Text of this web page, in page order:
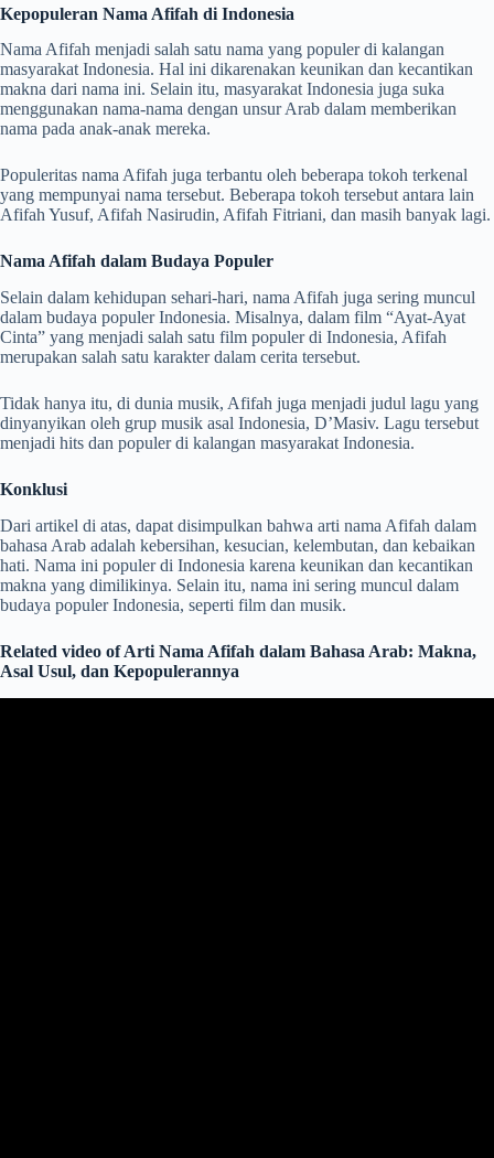
Kepopuleran Nama Afifah di Indonesia
Nama Afifah menjadi salah satu nama yang populer di kalangan
masyarakat Indonesia. Hal ini dikarenakan keunikan dan kecantikan
makna dari nama ini. Selain itu, masyarakat Indonesia juga suka
menggunakan nama-nama dengan unsur Arab dalam memberikan
nama pada anak-anak mereka.
Populeritas nama Afifah juga terbantu oleh beberapa tokoh terkenal
yang mempunyai nama tersebut. Beberapa tokoh tersebut antara lain
Afifah Yusuf, Afifah Nasirudin, Afifah Fitriani, dan masih banyak lagi.
Nama Afifah dalam Budaya Populer
Selain dalam kehidupan sehari-hari, nama Afifah juga sering muncul
dalam budaya populer Indonesia. Misalnya, dalam film “Ayat-Ayat
Cinta” yang menjadi salah satu film populer di Indonesia, Afifah
merupakan salah satu karakter dalam cerita tersebut.
Tidak hanya itu, di dunia musik, Afifah juga menjadi judul lagu yang
dinyanyikan oleh grup musik asal Indonesia, D’Masiv. Lagu tersebut
menjadi hits dan populer di kalangan masyarakat Indonesia.
Konklusi
Dari artikel di atas, dapat disimpulkan bahwa arti nama Afifah dalam
bahasa Arab adalah kebersihan, kesucian, kelembutan, dan kebaikan
hati. Nama ini populer di Indonesia karena keunikan dan kecantikan
makna yang dimilikinya. Selain itu, nama ini sering muncul dalam
budaya populer Indonesia, seperti film dan musik.
Related video of Arti Nama Afifah dalam Bahasa Arab: Makna,
Asal Usul, dan Kepopulerannya